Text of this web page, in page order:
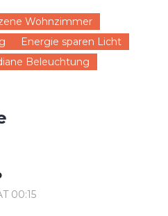
Wohnzimmer
Energie sparen Licht
Beleuchtung
00:15